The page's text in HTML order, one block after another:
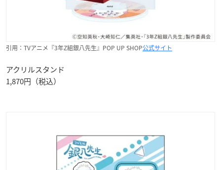
引用：TVアニメ『3年Z組銀八先生』POP UP SHOP公式サイト
アクリルスタンド
1,870円（税込）